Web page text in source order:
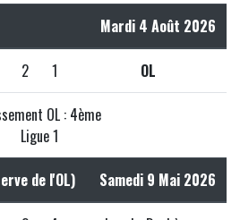
Mardi 4 Août 2026
2 1 OL
OL : 4ème
Ligue 1
de l'OL) Samedi 9 Mai 2026